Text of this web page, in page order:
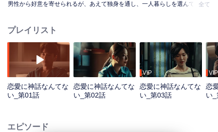
男性から好意を寄せられるが、あえて独身を通し、一人暮らしを選んでい
意味ある結婚にずっと憧れを抱き続けてきた。 何韓と出会った当初は、誤解
や印象の衝突から始まった二人。しかし愛を育み、キャリアの試練を乗り越
え、人生を変える決断を共にする中で、互いがずっと求めていた存在だと気
付いていく。現実の壁を乗り越えた末、二人は結婚という新たな一歩を踏み
出すことにした。 一方、林展翹の親友たちもそれぞれの人生の選択をし、や
がて自分に最もふさわしい幸せを見つけていく。彼女たちは最終的に、愛と
結婚の真の意味を理解し、簡素ながら喜びに満ち、平凡ながら心豊かな人生
を歩み始めるのであった。
全て
プレイリスト
恋愛に神話なんてな
い_第01話
恋愛に神話なんてな
い_第02話
VIP
恋愛に神話なんてな
い_第03話
VIP
恋
い
エピソード